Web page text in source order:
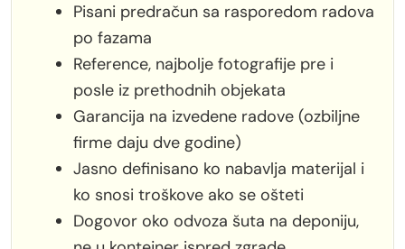
Pisani predračun sa rasporedom radova
po fazama
Reference, najbolje fotografije pre i
posle iz prethodnih objekata
Garancija na izvedene radove (ozbiljne
firme daju dve godine)
Jasno definisano ko nabavlja materijal i
ko snosi troškove ako se ošteti
Dogovor oko odvoza šuta na deponiju,